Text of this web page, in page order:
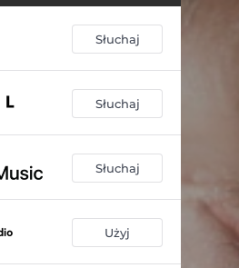
Słuchaj
Słuchaj
Słuchaj
Użyj